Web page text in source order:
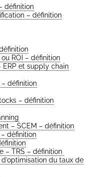
définition
– définition
ROI – définition
ERP et sup­ply chain
définition
– définition
– SCEM – définition
définition
– TRS – définition
du taux de